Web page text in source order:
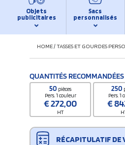
Objets
publicitaires
Sacs
personnalisés
HOME/TASSES ET GOURDES
QUANTITÉS RECOMMANDÉES
50 pièces
Pers. 1 couleur
€272,00
HT
250
Pers. 1
€
RÉCAPITULATIF DE